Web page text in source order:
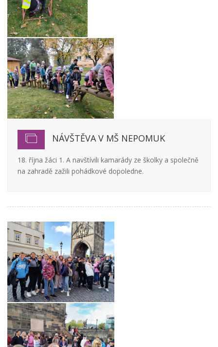
NÁVŠTĚVA V MŠ NEPOMUK
18. října žáci 1. A navštívili kamarády ze školky a společně
na zahradě zažili pohádkové dopoledne.